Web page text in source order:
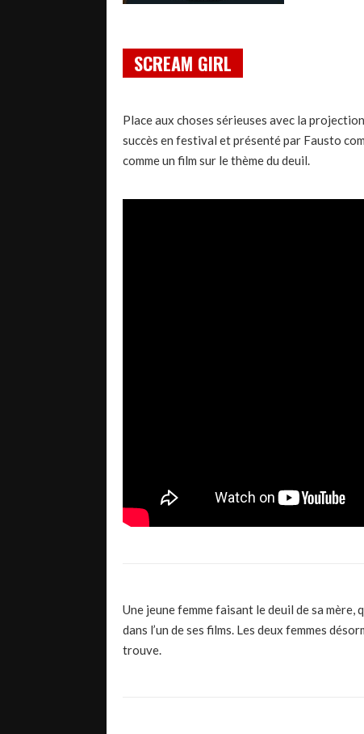
SCREAM GIRL
Place aux choses sérieuses avec la
succès en festival et présenté par Fausto
comme un film sur le thème du deuil.
Une jeune femme faisant le deuil de sa
dans l’un de ses films. Les deux femmes
trouve.